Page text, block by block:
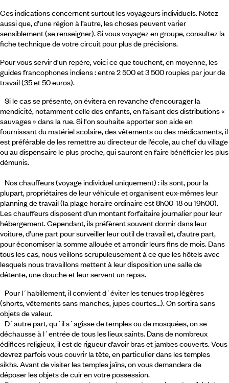
Ces indications concernent surtout les voyageurs individuels. Notez
aussi que, d’une région à l’autre, les choses peuvent varier
sensiblement (se renseigner). Si vous voyagez en groupe, consultez la
fiche technique de votre circuit pour plus de précisions.
Pour vous servir d'un repère, voici ce que touchent, en moyenne, les
guides francophones indiens : entre 2 500 et 3 500 roupies par jour de
travail (35 et 50 euros).
Si le cas se présente, on évitera en revanche d'encourager la
mendicité, notamment celle des enfants, en faisant des distributions «
sauvages » dans la rue. Si l'on souhaite apporter son aide en
fournissant du matériel scolaire, des vêtements ou des médicaments, il
est préférable de les remettre au directeur de l’école, au chef du village
ou au dispensaire le plus proche, qui sauront en faire bénéficier les plus
démunis.
Nos chauffeurs (voyage individuel uniquement) : ils sont, pour la
plupart, propriétaires de leur véhicule et organisent eux-mêmes leur
planning de travail (la plage horaire ordinaire est 8h00-18 ou 19h00).
Les chauffeurs disposent d’un montant forfaitaire journalier pour leur
hébergement. Cependant, ils préfèrent souvent dormir dans leur
voiture, d’une part pour surveiller leur outil de travail et, d’autre part,
pour économiser la somme allouée et arrondir leurs fins de mois. Dans
tous les cas, nous veillons scrupuleusement à ce que les hôtels avec
lesquels nous travaillons mettent à leur disposition une salle de
détente, une douche et leur servent un repas.
Pour l´habillement, il convient d´éviter les tenues trop légères
(shorts, vêtements sans manches, jupes courtes…). On sortira sans
objets de valeur.
D´autre part, qu´il s´agisse de temples ou de mosquées, on se
déchausse à l´entrée de tous les lieux saints. Dans de nombreux
édifices religieux, il est de rigueur d’avoir bras et jambes couverts. Vous
devrez parfois vous couvrir la tête, en particulier dans les temples
sikhs. Avant de visiter les temples jaïns, on vous demandera de
déposer les objets de cuir en votre possession.